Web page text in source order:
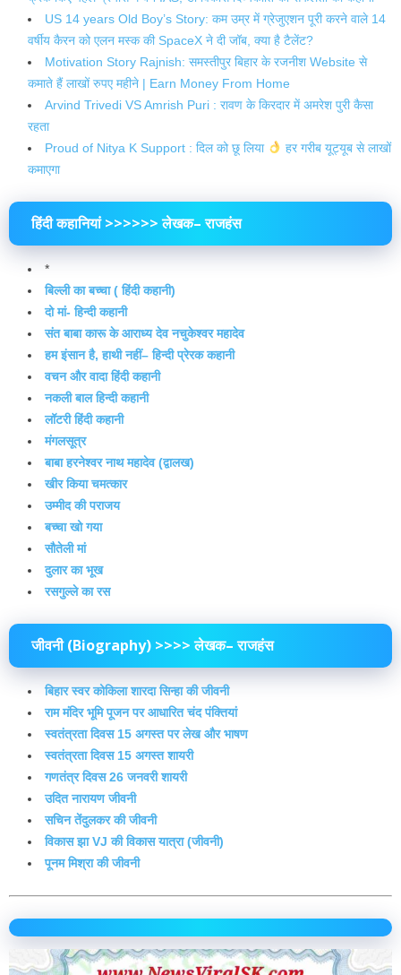
US 14 years Old Boy’s Story: कम उम्र में ग्रेजुएशन पूरी करने वाले 14
वर्षीय कैरन को एलन मस्क की SpaceX ने दी जॉब, क्या है टैलेंट?
Motivation Story Rajnish: समस्तीपुर बिहार के रजनीश Website से
कमाते हैं लाखों रुपए महीने | Earn Money From Home
Arvind Trivedi VS Amrish Puri : रावण के किरदार में अमरेश पुरी कैसा
रहता
Proud of Nitya K Support : दिल को छू लिया
हर‌ गरीब यूट्यूब से लाखों
कमाएगा
हिंदी कहानियां >>>>>> लेखक– राजहंस
*
बिल्ली का बच्चा ( हिंदी कहानी)
दो मां- हिन्दी कहानी
संत बाबा कारू के आराध्य देव नचुकेश्वर महादेव
हम इंसान है, हाथी नहीं– हिन्दी प्रेरक कहानी
वचन और वादा हिंदी कहानी
नकली बाल हिन्दी कहानी
लॉटरी हिंदी कहानी
मंगलसूत्र
बाबा हरनेश्वर नाथ महादेव (द्वालख)
खीर किया चमत्कार
उम्मीद की पराजय
बच्चा खो गया
सौतेली मां
दुलार का भूख
रसगुल्ले का रस
जीवनी (Biography) >>>> लेखक– राजहंस
बिहार स्वर कोकिला शारदा सिन्हा की जीवनी
राम मंदिर भूमि पूजन पर आधारित चंद पंक्तियां
स्वतंत्रता दिवस 15 अगस्त पर लेख और भाषण
स्वतंत्रता दिवस 15 अगस्त शायरी
गणतंत्र दिवस 26 जनवरी शायरी
उदित नारायण जीवनी
सचिन तेंदुलकर की जीवनी
विकास झा VJ की विकास यात्रा (जीवनी)
पूनम मिश्रा की जीवनी